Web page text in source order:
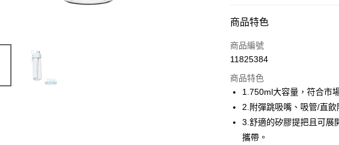
付款方式
POYA支付
超商取貨付款
LINE Pay
Apple Pay
商品特色
商品編號
11825384
商品特色
1.750ml大容量，符合市
2.附彈跳吸嘴、吸管/直飲
3.舒適的矽膠提把且可展
攜帶。